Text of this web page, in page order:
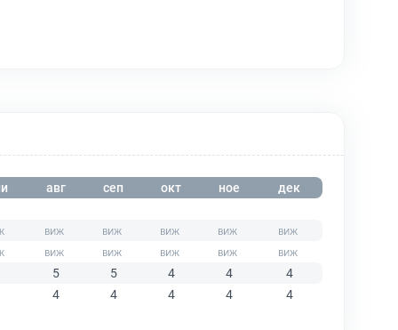
авг сеп окт ное дек
5 5 4 4
4
4
4 4 4 4